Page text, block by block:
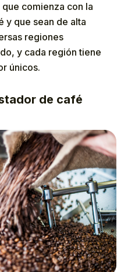
comienza con la
y que sean de alta
regiones
y cada región tiene
únicos.
de café